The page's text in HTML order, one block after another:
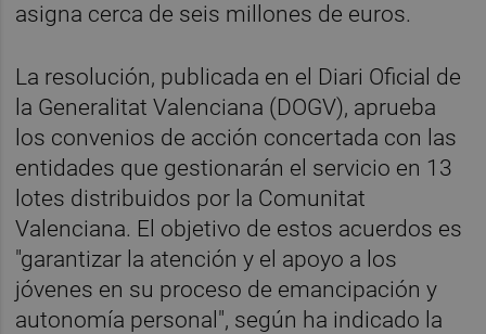
asigna cerca de seis millones de euros.
La resolución, publicada en el Diari Oficial de
la Generalitat Valenciana (DOGV), aprueba
los convenios de acción concertada con las
entidades que gestionarán el servicio en 13
lotes distribuidos por la Comunitat
Valenciana. El objetivo de estos acuerdos es
"garantizar la atención y el apoyo a los
jóvenes en su proceso de emancipación y
autonomía personal", según ha indicado la